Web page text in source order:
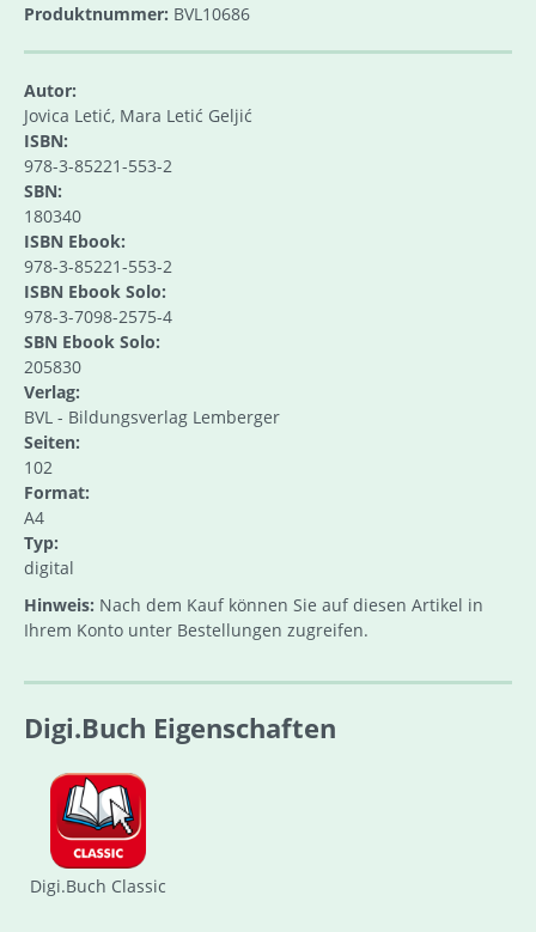
Produktnummer: BVL10686
Autor:
Jovica Letić, Mara Letić Geljić
ISBN:
978-3-85221-553-2
SBN:
180340
ISBN Ebook:
978-3-85221-553-2
ISBN Ebook Solo:
978-3-7098-2575-4
SBN Ebook Solo:
205830
Verlag:
BVL - Bildungsverlag Lemberger
Seiten:
102
Format:
A4
Typ:
digital
Hinweis: Nach dem Kauf können Sie auf diesen Artikel in
Ihrem Konto unter Bestellungen zugreifen.
Digi.Buch Eigenschaften
Digi.Buch Classic